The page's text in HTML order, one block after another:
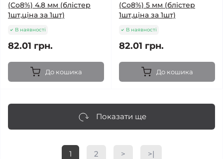
(Co8%) 4.8 мм (блістер
1шт,ціна за 1шт)
В наявності
82.01 грн.
До кошика
(Co8%) 5 мм (блістер
1шт,ціна за 1шт)
В наявності
82.01 грн.
До кошика
Показати ще
1 2 > >|